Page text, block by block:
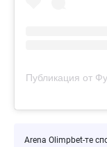
Arena Olimpbet-те